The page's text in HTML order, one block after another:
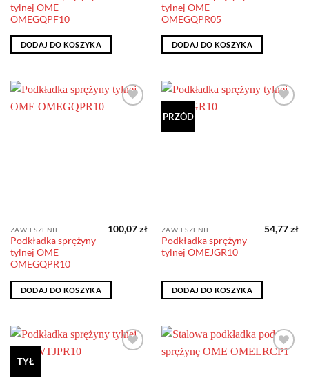
tylnej OME
OMEGQPF10
DODAJ DO KOSZYKA
tylnej OME
OMEGQPR05
DODAJ DO KOSZYKA
ZAWIESZENIE
Podkładka sprężyny
tylnej OME
OMEGQPR10
100,07zł
DODAJ DO KOSZYKA
PRZÓD
ZAWIESZENIE
Podkładka sprężyny
tylnej OMEJGR10
54,77zł
DODAJ DO KOSZYKA
TYŁ